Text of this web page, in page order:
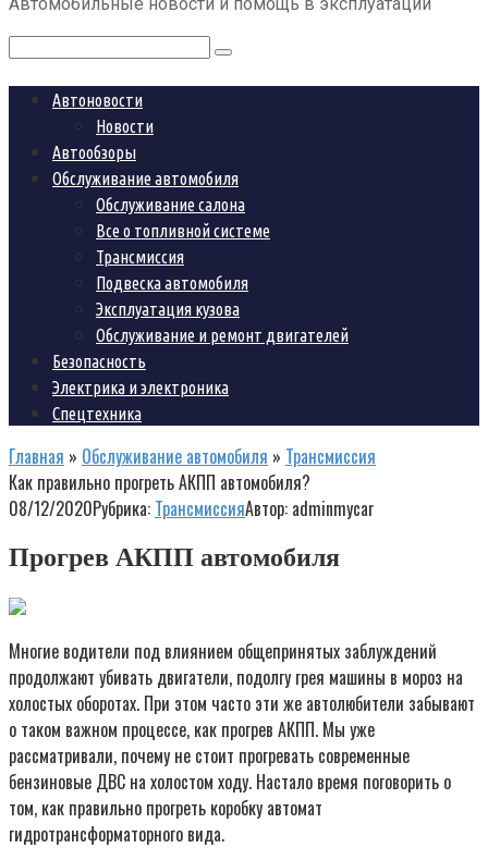
Поиск:
Автоновости
Новости
Автообзоры
Обслуживание автомобиля
Обслуживание салона
Все о топливной системе
Трансмиссия
Подвеска автомобиля
Эксплуатация кузова
Обслуживание и ремонт двигателей
Безопасность
Электрика и электроника
Спецтехника
Главная » Обслуживание автомобиля » Трансмиссия
Как правильно прогреть АКПП автомобиля?
08/12/2020Рубрика: ТрансмиссияАвтор: adminmycar
Прогрев АКПП автомобиля
Многие водители под влиянием общепринятых заблуждений
продолжают убивать двигатели, подолгу грея машины в мороз на
холостых оборотах. При этом часто эти же автолюбители забывают
о таком важном процессе, как прогрев АКПП. Мы уже
рассматривали, почему не стоит прогревать современные
бензиновые ДВС на холостом ходу. Настало время поговорить о
том, как правильно прогреть коробку автомат
гидротрансформаторного вида.